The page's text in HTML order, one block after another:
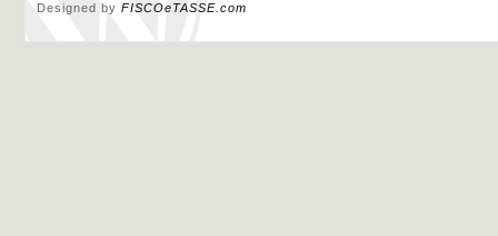
Designed by FISCOeTASSE.com